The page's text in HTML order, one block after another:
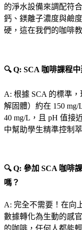
的淨水設備來調配符
鈣、鎂離子濃度與鹼
硬，這在我們的咖啡
🔍 Q: SCA 咖啡課程
A: 根據 SCA 的標準
解固體）約在 150
40 mg/L，且 pH 值接
中幫助學生精準控制
🔍 Q: 參加 SCA 咖啡
嗎？
A: 完全不需要！在向
數據轉化為生動的感